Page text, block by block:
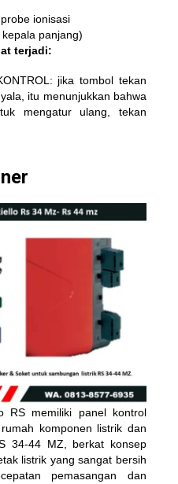
ionisasi
panjang)
terjadi:
jika tombol tekan
itu menunjukkan bahwa
mengatur ulang, tekan
RS ​​memiliki panel kontrol
komponen listrik dan
34-44 MZ, berkat konsep
listrik yang sangat bersih
pemasangan dan